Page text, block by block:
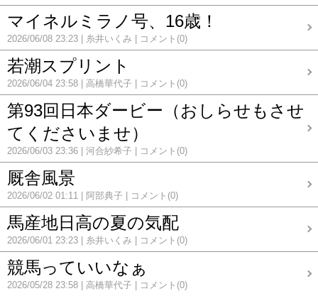
マイネルミラノ号、16歳！
2026/06/08 23:23 糸井いくみ コメント(0)
若潮スプリント
2026/06/04 23:58 高橋華代子 コメント(0)
第93回日本ダービー（おしらせもさせ
てくださいませ）
2026/06/03 23:36 河合紗希子 コメント(0)
厩舎風景
2026/06/02 01:11 阿部典子 コメント(0)
馬産地日高の夏の気配
2026/06/01 23:23 糸井いくみ コメント(0)
競馬っていいなぁ
2026/05/28 23:58 高橋華代子 コメント(0)